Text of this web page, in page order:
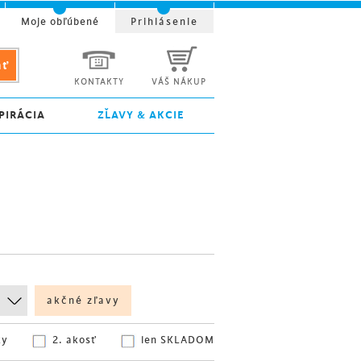
akčné zľavy
len SKLADOM
2. akosť
KONTAKTY VÁŠ NÁKUP
ZĽAVY & AKCIE
Moje obľúbené Prihlásenie